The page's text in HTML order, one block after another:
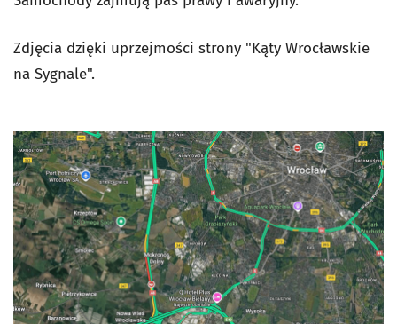
Zdjęcia dzięki uprzejmości strony "Kąty Wrocławskie
na Sygnale".